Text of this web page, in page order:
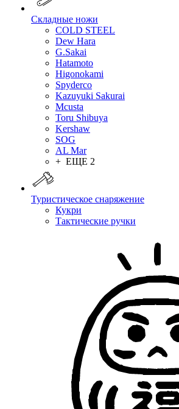
Складные ножи
COLD STEEL
Dew Hara
G.Sakai
Hatamoto
Higonokami
Spyderco
Kazuyuki Sakurai
Mcusta
Toru Shibuya
Kershaw
SOG
AL Mar
+ ЕЩЕ 2
Туристическое снаряжение
Кукри
Тактические ручки